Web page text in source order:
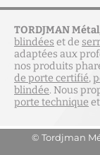
TORDJMAN
blindées et de
adaptées aux
nos produits
de porte certifié,
blindée. Nous
porte technique et
© Tordjman